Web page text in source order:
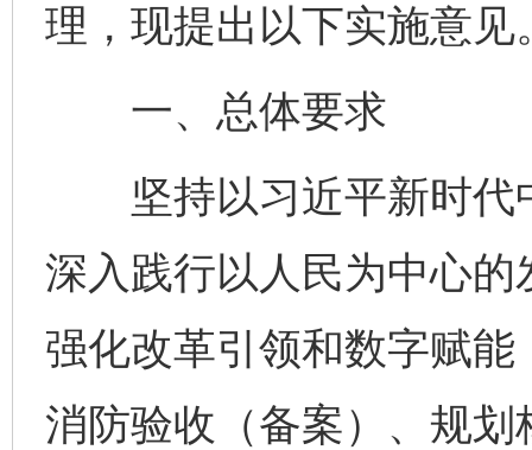
理，现提出以下实施意见
一、总体要求
坚持以习近平新时代
深入践行以人民为中心
强化改革引领和数字赋
消防验收（备案）、规